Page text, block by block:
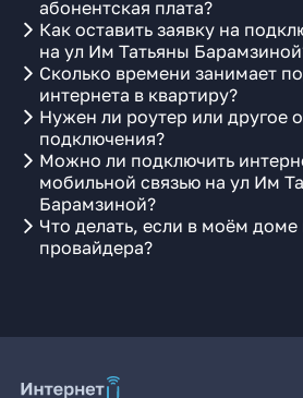
абонентская плата?
Как оставить заявку на
на ул Им Татьяны
Сколько времени занимает
интернета в квартиру?
Нужен ли роутер или другое
подключения?
Можно ли подключить
мобильной связью на ул Им
Барамзиной?
Что делать, если в моём
провайдера?